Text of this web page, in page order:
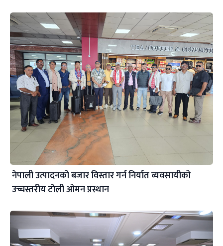
नेपाली उत्पादनको बजार विस्तार गर्न निर्यात व्यवसायीको
उच्चस्तरीय टोली ओमन प्रस्थान